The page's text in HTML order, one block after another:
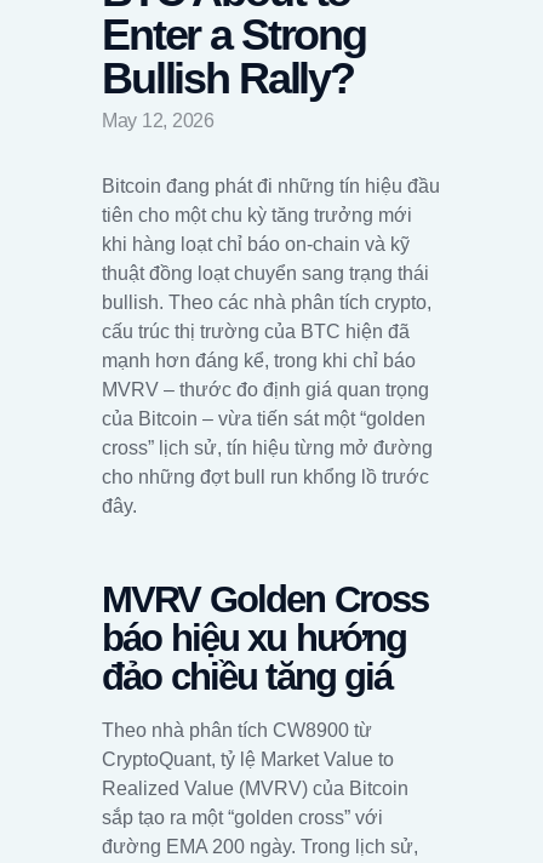
Enter a Strong
Bullish Rally?
May 12, 2026
Bitcoin đang phát đi những tín hiệu đầu
tiên cho một chu kỳ tăng trưởng mới
khi hàng loạt chỉ báo on-chain và kỹ
thuật đồng loạt chuyển sang trạng thái
bullish. Theo các nhà phân tích crypto,
cấu trúc thị trường của BTC hiện đã
mạnh hơn đáng kể, trong khi chỉ báo
MVRV – thước đo định giá quan trọng
của Bitcoin – vừa tiến sát một “golden
cross” lịch sử, tín hiệu từng mở đường
cho những đợt bull run khổng lồ trước
đây.
MVRV Golden Cross
báo hiệu xu hướng
đảo chiều tăng giá
Theo nhà phân tích CW8900 từ
CryptoQuant, tỷ lệ Market Value to
Realized Value (MVRV) của Bitcoin
sắp tạo ra một “golden cross” với
đường EMA 200 ngày. Trong lịch sử,